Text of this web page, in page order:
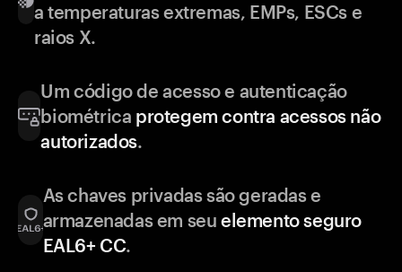
a temperaturas extremas, EMPs, ESCs e
raios X.
Um código de acesso e autenticação
biométrica protegem contra acessos não
autorizados.
As chaves privadas são geradas e
armazenadas em seu elemento seguro
EAL6+ CC.